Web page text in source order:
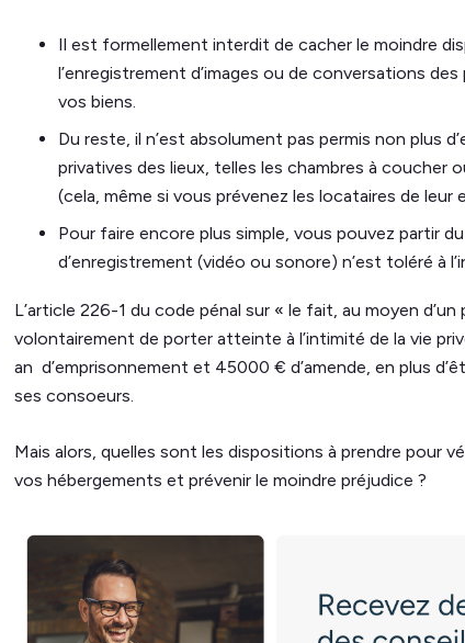
Il est formellement interdit de cacher le moindre
l’enregistrement d’images ou de conversations
vos biens.
Du reste, il n’est absolument pas permis non plus
privatives des lieux, telles les chambres à coucher
(cela, même si vous prévenez les locataires de leur
Pour faire encore plus simple, vous pouvez partir
d’enregistrement (vidéo ou sonore) n’est toléré à
L’article 226-1 du code pénal sur « le fait, au moyen
volontairement de porter atteinte à l’intimité de la vie
an d’emprisonnement et 45000 € d’amende, en plus
ses consoeurs.
Mais alors, quelles sont les dispositions à prendre pour
vos hébergements et prévenir le moindre préjudice ?